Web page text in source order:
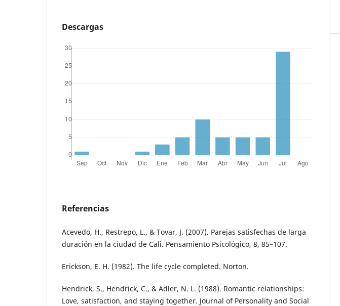
Descargas
Referencias
Acevedo, H., Restrepo, L., & Tovar, J. (2007). Parejas satisfechas de larga
duración en la ciudad de Cali. Pensamiento Psicológico, 8, 85–107.
Erickson, E. H. (1982). The life cycle completed. Norton.
Hendrick, S., Hendrick, C., & Adler, N. L. (1988). Romantic relationships:
Love, satisfaction, and staying together. Journal of Personality and Social